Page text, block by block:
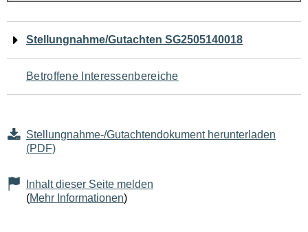
Navigation
für
den
Seiteninhalt
Stellungnahme/Gutachten SG2505140018
Betroffene Interessenbereiche
Stellungnahme-/Gutachtendokument herunterladen
(PDF)
Inhalt dieser Seite melden
(Mehr Informationen)